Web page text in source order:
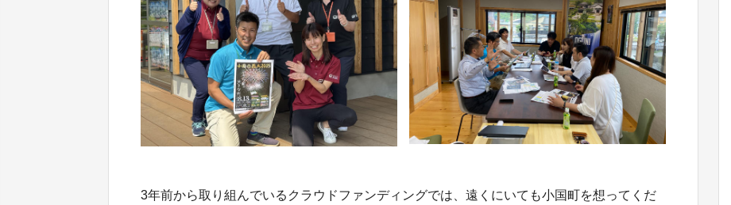
3年前から取り組んでいるクラウドファンディングでは、遠くにいても小国町を想ってくだ